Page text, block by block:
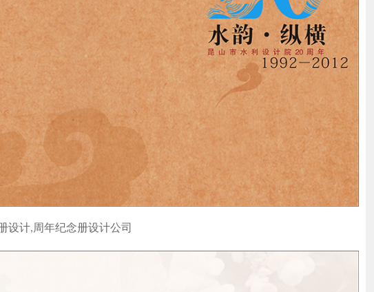
设计,周年纪念册设计公司